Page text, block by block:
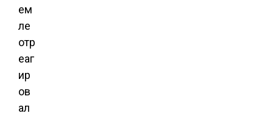
ем
ле
отр
еаг
ир
ов
ал